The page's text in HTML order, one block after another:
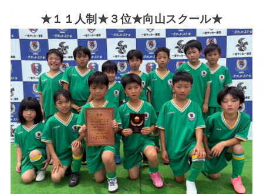
★１１人制★３位★向山スクール★